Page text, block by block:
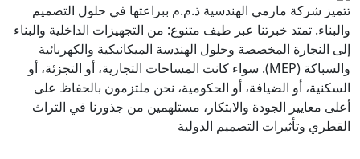
تتميز شركة مارمي الهندسية ذ.م.م ببراعتها في حلول التصميم
والبناء. تمتد خبرتنا عبر طيف متنوع: من التجهيزات الداخلية والبناء
إلى النجارة المخصصة وحلول الهندسة الميكانيكية والكهربائية
والسباكة (MEP). سواء كانت المساحات التجارية، أو التجزئة، أو
السكنية، أو الضيافة، أو الحكومية، نحن ملتزمون بالحفاظ على
أعلى معايير الجودة والابتكار، مستلهمين من جذورنا في التراث
القطري وتأثيرات التصميم الدولية